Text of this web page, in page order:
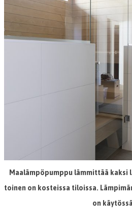
Maalämpöpumppu lämmittää
toinen on kosteissa tiloissa.
on